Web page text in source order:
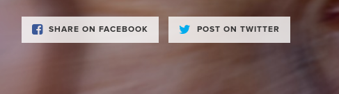
SHARE ON FACEBOOK POST ON TWITTER